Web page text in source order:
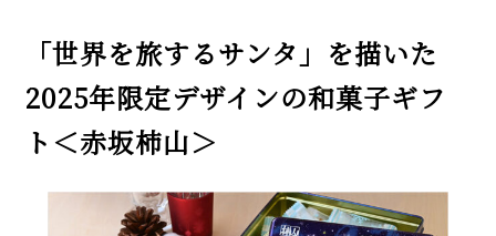
「世界を旅するサンタ」を描いた
2025年限定デザインの和菓子ギフ
ト＜赤坂柿山＞